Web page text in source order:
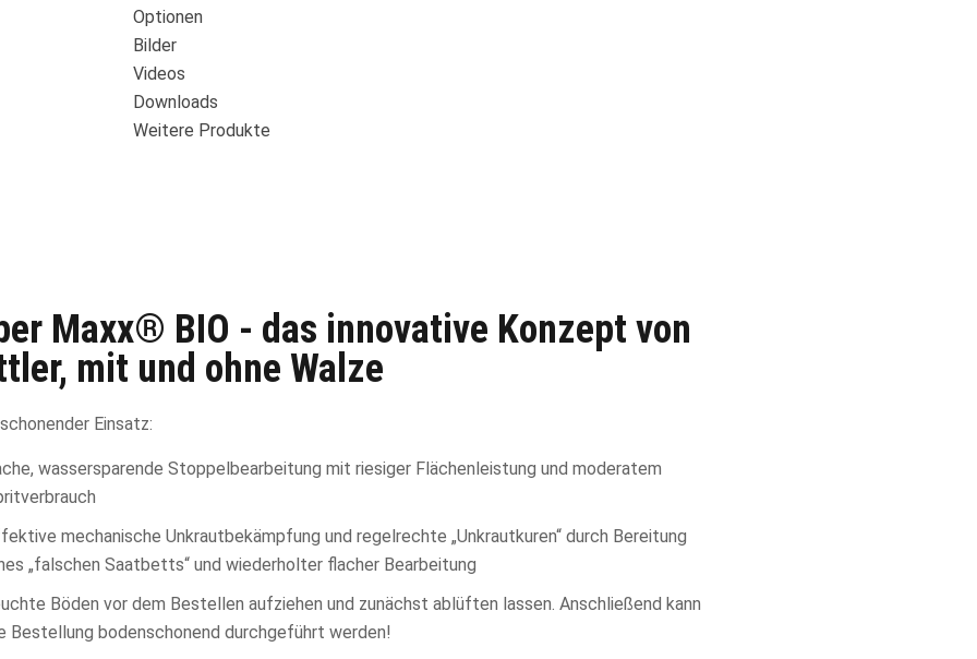
Optionen
Bilder
Videos
Downloads
Weitere Produkte
Maxx® BIO - das innovative Konzept von
mit und ohne Walze
Einsatz:
wassersparende Stoppelbearbeitung mit riesiger Flächenleistung und moderatem
mechanische Unkrautbekämpfung und regelrechte „Unkrautkuren“ durch Bereitung
„falschen Saatbetts“ und wiederholter flacher Bearbeitung
Böden vor dem Bestellen aufziehen und zunächst ablüften lassen. Anschließend kann
Bestellung bodenschonend durchgeführt werden!